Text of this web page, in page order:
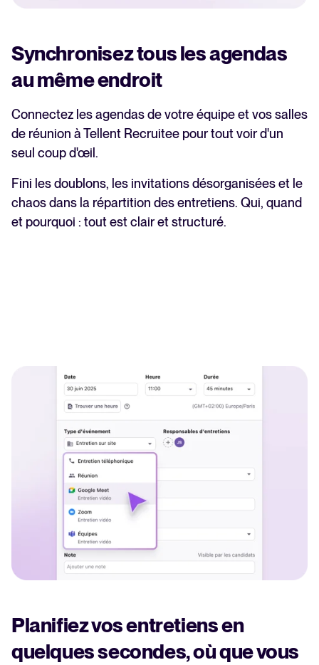
Synchronisez tous les agendas
au même endroit
Connectez les agendas de votre équipe et vos salles
de réunion à Tellent Recruitee pour tout voir d'un
seul coup d'œil.
Fini les doublons, les invitations désorganisées et le
chaos dans la répartition des entretiens. Qui, quand
et pourquoi : tout est clair et structuré.
Planifiez vos entretiens en
quelques secondes, où que vous